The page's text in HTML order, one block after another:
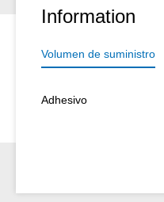
Information
Volumen de suministro
Adhesivo